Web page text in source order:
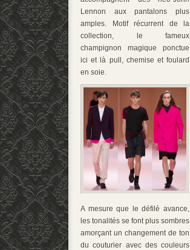
Lennon aux pantalons plus
amples. Motif récurrent de la
collection, le fameux
champignon magique ponctue
ici et là pull, chemise et foulard
en soie.
A mesure que le défilé avance,
les tonalités se font plus sombres
amorçant un changement de ton
du couturier avec des couleurs